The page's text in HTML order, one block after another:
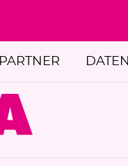
PARTNER